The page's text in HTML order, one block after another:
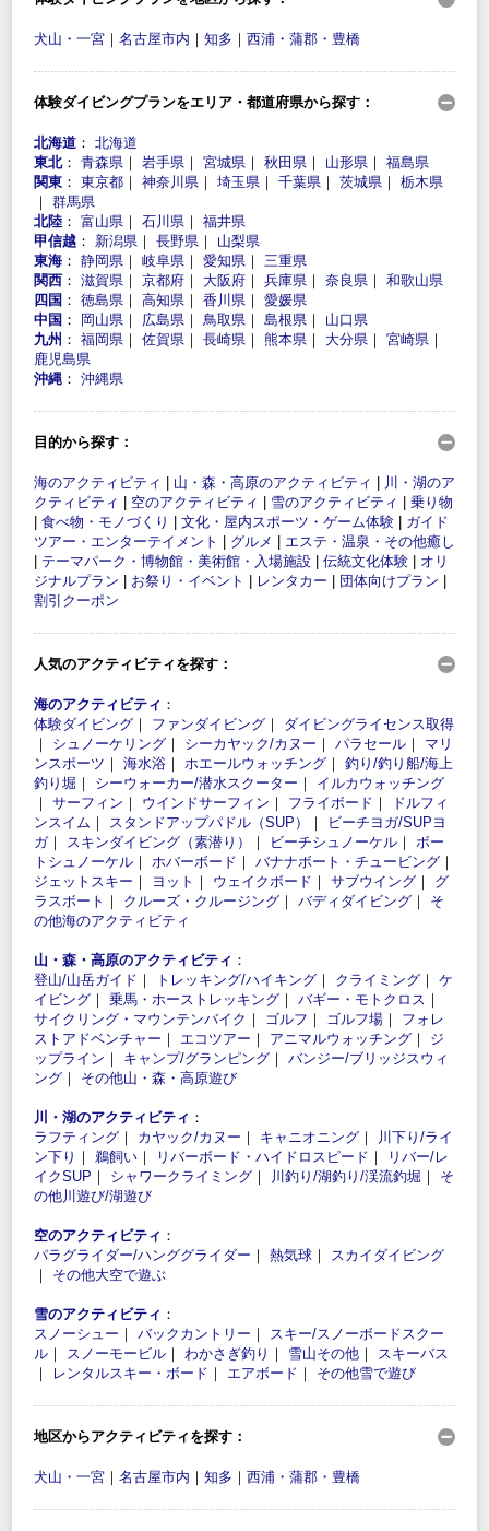
犬山・一宮 ｜ 名古屋市内 ｜ 知多 ｜ 西浦・蒲郡・豊橋
体験ダイビングプランをエリア・都道府県から探す：
北海道 ： 北海道
東北： 青森県 ｜ 岩手県 ｜ 宮城県 ｜ 秋田県 ｜ 山形県 ｜ 福島県
関東 ： 東京都 ｜ 神奈川県 ｜ 埼玉県 ｜ 千葉県 ｜ 茨城県 ｜ 栃木県
｜ 群馬県
北陸 ： 富山県 ｜ 石川県 ｜ 福井県
甲信越 ： 新潟県 ｜ 長野県 ｜ 山梨県
東海 ： 静岡県 ｜ 岐阜県 ｜ 愛知県 ｜ 三重県
関西 ： 滋賀県 ｜ 京都府 ｜ 大阪府 ｜ 兵庫県 ｜ 奈良県 ｜ 和歌山県
四国 ： 徳島県 ｜ 高知県 ｜ 香川県 ｜ 愛媛県
中国 ： 岡山県 ｜ 広島県 ｜ 鳥取県 ｜ 島根県 ｜ 山口県
九州 ： 福岡県 ｜ 佐賀県 ｜ 長崎県 ｜ 熊本県 ｜ 大分県 ｜ 宮崎県 ｜
鹿児島県
沖縄 ： 沖縄県
目的から探す：
海のアクティビティ 山・森・高原のアクティビティ
川・湖のア
クティビティ
空のアクティビティ 雪のアクティビティ
乗り物
食べ物・モノづくり 文化・屋内スポーツ・ゲーム体験
ガイド
ツアー・エンターテイメント
グルメ
エステ・温泉・その他癒し
テーマパーク・博物館・美術館・入場施設 伝統文化体験
オリ
ジナルプラン
お祭り・イベント レンタカー 団体向けプラン
割引クーポン
人気のアクティビティを探す：
海のアクティビティ ：
体験ダイビング ｜ ファンダイビング ｜ ダイビングライセンス取得
｜ シュノーケリング ｜ シーカヤック/カヌー ｜ パラセール ｜ マリ
ンスポーツ ｜ 海水浴 ｜ ホエールウォッチング ｜ 釣り/釣り船/海上
釣り堀 ｜ シーウォーカー/潜水スクーター ｜ イルカウォッチング
｜ サーフィン ｜ ウインドサーフィン ｜ フライボード ｜
ドルフィ
ンスイム ｜ スタンドアップパドル（SUP） ｜
ビーチヨガ/SUPヨ
ガ｜ スキンダイビング（素潜り） ｜ ビーチシュノーケル ｜ ボー
トシュノーケル ｜ ホバーボード ｜ バナナボート・チュービング ｜
ジェットスキー ｜ ヨット ｜ ウェイクボード ｜ サブウイング ｜ グ
ラスボート ｜ クルーズ・クルージング ｜ バディダイビング ｜ そ
の他海のアクティビティ
山・森・高原のアクティビティ ：
登山/山岳ガイド ｜ トレッキング/ハイキング ｜ クライミング ｜ ケ
イビング ｜ 乗馬・ホーストレッキング ｜ バギー・モトクロス ｜
サイクリング・マウンテンバイク ｜ ゴルフ ｜ ゴルフ場 ｜ フォレ
ストアドベンチャー ｜ エコツアー ｜ アニマルウォッチング ｜ ジ
ップライン ｜ キャンプ/グランピング ｜ バンジー/ブリッジスウィ
ング ｜ その他山・森・高原遊び
川・湖のアクティビティ ：
ラフティング ｜ カヤック/カヌー ｜ キャニオニング ｜
川下り/ライ
ン下り ｜ 鵜飼い ｜ リバーボード・ハイドロスピード ｜
リバー/レ
イクSUP ｜ シャワークライミング ｜ 川釣り/湖釣り/渓流釣堀 ｜ そ
の他川遊び/湖遊び
空のアクティビティ ：
パラグライダー/ハンググライダー ｜ 熱気球 ｜ スカイダイビング
｜ その他大空で遊ぶ
雪のアクティビティ ：
スノーシュー ｜ バックカントリー ｜ スキー/スノーボードスクー
ル ｜ スノーモービル ｜ わかさぎ釣り ｜ 雪山その他 ｜ スキーバス
｜
レンタルスキー・ボード ｜ エアボード ｜ その他雪で遊び
地区からアクティビティを探す：
犬山・一宮 ｜ 名古屋市内 ｜ 知多 ｜ 西浦・蒲郡・豊橋